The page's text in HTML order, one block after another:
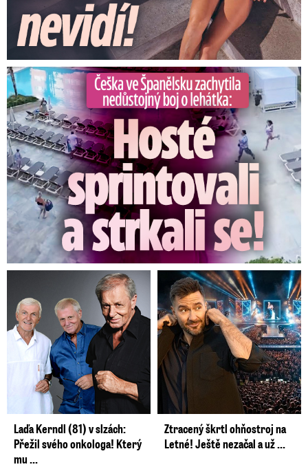
Češka ve Španělsku natočila nedůstojný boj o lehátka
Laďa Kerndl (81) v slzách:
Přežil svého onkologa! Který
mu ...
Ztracený škrtl ohňostroj na
Letné! Ještě nezačal a už ...